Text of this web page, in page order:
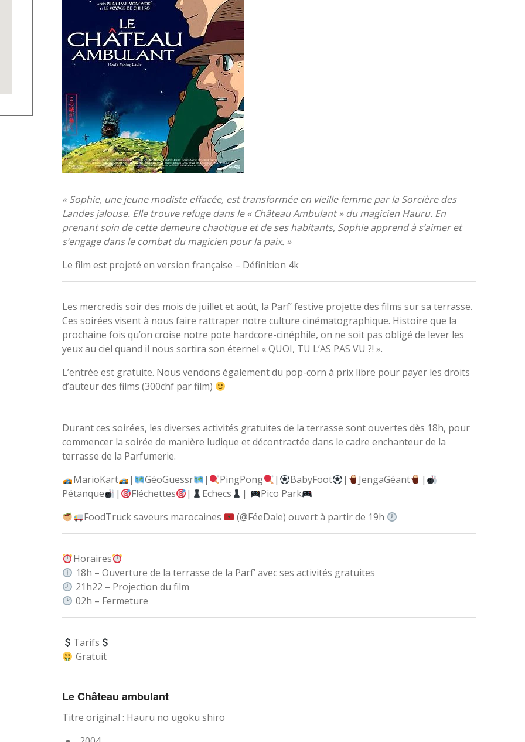
« Sophie, une jeune modiste effacée, est transformée en vieille femme par la Sorcière des
Landes jalouse. Elle trouve refuge dans le « Château Ambulant » du magicien Hauru. En
prenant soin de cette demeure chaotique et de ses habitants, Sophie apprend à s’aimer et
s’engage dans le combat du magicien pour la paix. »
Le film est projeté en version française – Définition 4k
Les mercredis soir des mois de juillet et août, la Parf’ festive projette des films sur sa terrasse.
Ces soirées visent à nous faire rattraper notre culture cinématographique. Histoire que la
prochaine fois qu’on croise notre pote hardcore-cinéphile, on ne soit pas obligé de lever les
yeux au ciel quand il nous sortira son éternel « QUOI, TU L’AS PAS VU ?! ».
L’entrée est gratuite. Nous vendons également du pop-corn à prix libre pour payer les droits
d’auteur des films (300chf par film)
Durant ces soirées, les diverses activités gratuites de la terrasse sont ouvertes dès 18h, pour
commencer la soirée de manière ludique et décontractée dans le cadre enchanteur de la
terrasse de la Parfumerie.
MarioKart
| GéoGuessr | PingPong | BabyFoot | JengaGéant
|
Pétanque
| Fléchettes | Echecs |
Pico Park
FoodTruck saveurs marocaines
(@FéeDale) ouvert à partir de 19h
Horaires
18h – Ouverture de la terrasse de la Parf’ avec ses activités gratuites
21h22 – Projection du film
02h – Fermeture
Tarifs
Gratuit
Le Château ambulant
Titre original : Hauru no ugoku shiro